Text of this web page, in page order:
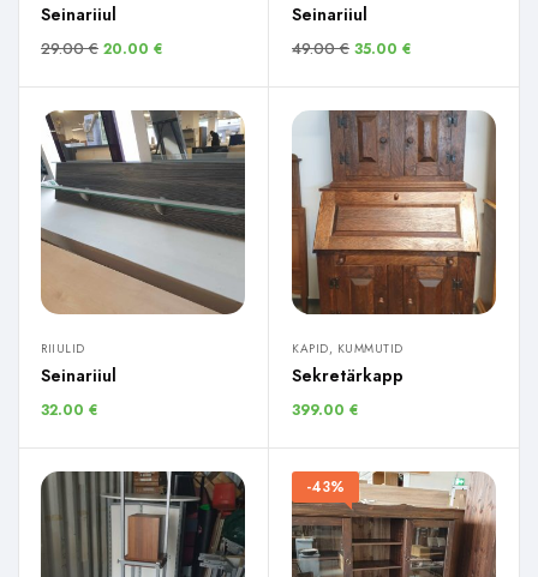
Seinariiul
29.00€ 20.00 €
Seinariiul
49.00€ 35.00 €
RIIULID
Seinariiul
32.00 €
KAPID, KUMMUTID
Sekretärkapp
399.00 €
-43%